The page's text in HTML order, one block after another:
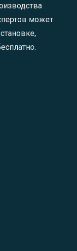
может